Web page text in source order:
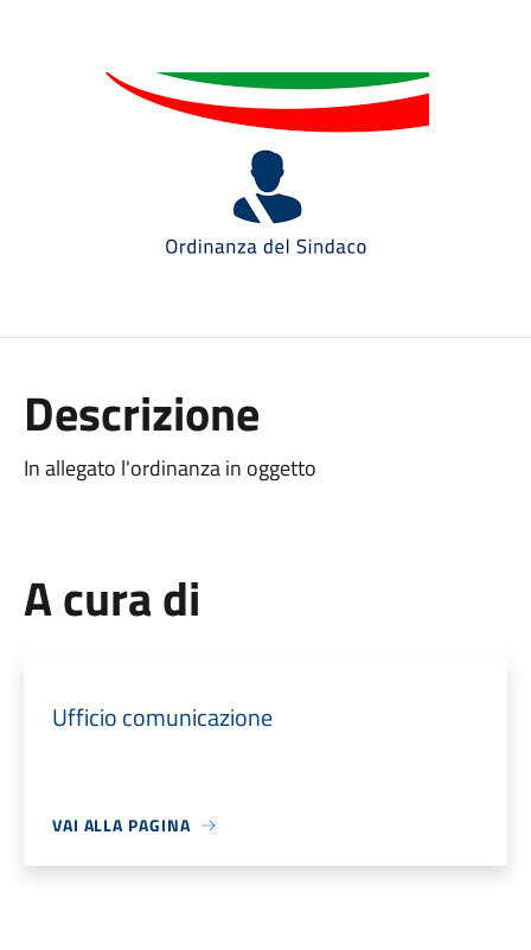
Descrizione
In allegato l'ordinanza in oggetto
A cura di
Ufficio comunicazione
VAI ALLA PAGINA